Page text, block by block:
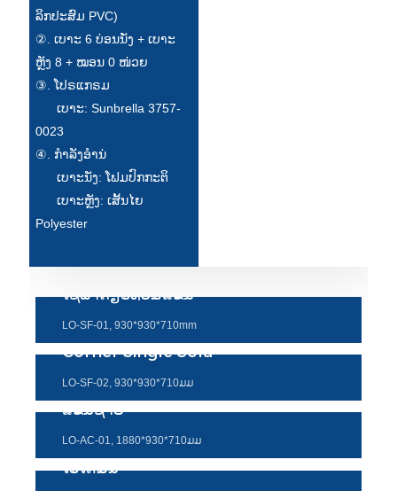
bahasa Indonesia
فارسی
ລິກປະສົມ PVC)
②. ເບາະ 6 ບ່ອນນັ່ງ + ເບາະ
ຫຼັງ 8 + ໝອນ 0 ໜ່ວຍ
③. ໂປຣແກຣມ
ເບາະ: Sunbrella 3757-
0023
④. ກໍາລັງອໍານ່
ເບາະນັ່ງ: ໂຟມປົກກະຕິ
ເບາະຫຼັງ: ເສັ້ນໄຍ
Polyester
ໂຊຟາດ່ຽວທີ່ບໍ່ມີແຂນ
LO-SF-01, 930*930*710mm
Corner Single Sofa
LO-SF-02, 930*930*710ມມ
ແຂນຊ້າຍ
LO-AC-01, 1880*930*710ມມ
ໂອໂຕມັນ